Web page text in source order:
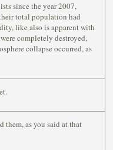
since the year 2007,
total population had
like also is apparent with
completely destroyed,
collapse occurred, as
them, as you said at that